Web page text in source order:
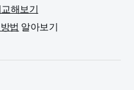
해보기
법알아보기